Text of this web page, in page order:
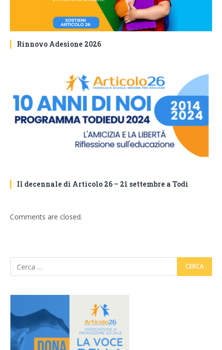
Rinnovo Adesione 2026
Il decennale di Articolo 26 – 21 settembre a Todi
Comments are closed.